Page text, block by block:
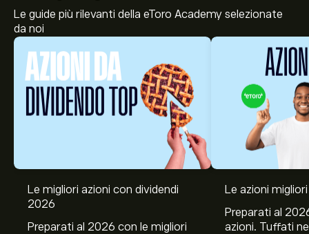
Le guide più rilevanti della eToro Academy selezionate
da noi
Le migliori azioni con dividendi
2026
Preparati al 2026 con le migliori
Le azioni
Preparati al
azioni. Tuffati